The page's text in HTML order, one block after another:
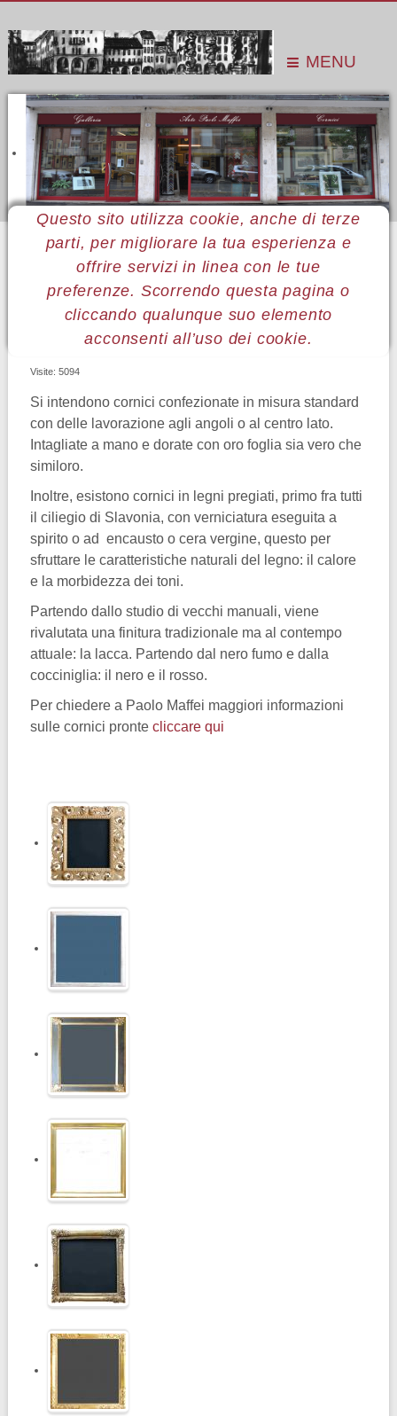
MENU
Questo sito utilizza cookie, anche di terze
parti, per migliorare la tua esperienza e
offrire servizi in linea con le tue
preferenze. Scorrendo questa pagina o
cliccando qualunque suo elemento
acconsenti all’uso dei cookie.
Sei qui: Home La corniceria Le cornici Cornici pronte
CORNICI PRONTE
Visite: 5094
Si intendono cornici confezionate in misura standard
con delle lavorazione agli angoli o al centro lato.
Intagliate a mano e dorate con oro foglia sia vero che
similoro.
Inoltre, esistono cornici in legni pregiati, primo fra tutti
il ciliegio di Slavonia, con verniciatura eseguita a
spirito o ad encausto o cera vergine, questo per
sfruttare le caratteristiche naturali del legno: il calore
e la morbidezza dei toni.
Partendo dallo studio di vecchi manuali, viene
rivalutata una finitura tradizionale ma al contempo
attuale: la lacca. Partendo dal nero fumo e dalla
cocciniglia: il nero e il rosso.
Per chiedere a Paolo Maffei maggiori informazioni
sulle cornici pronte cliccare qui